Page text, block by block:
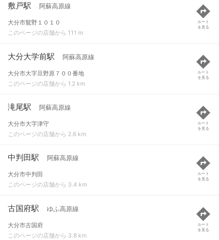
敷戸駅 阿蘇高原線
大分市鴛野１０１０
このページの店舗から 111 m
ルート
を見る
大分大学前駅 阿蘇高原線
大分市大字旦野原７００番地
このページの店舗から 1.2 km
ルート
を見る
滝尾駅 阿蘇高原線
大分市大字津守
このページの店舗から 2.6 km
ルート
を見る
中判田駅 阿蘇高原線
大分市中判田
このページの店舗から 3.4 km
ルート
を見る
古国府駅 ゆふ高原線
大分市古国府
このページの店舗から 3.8 km
ルート
を見る